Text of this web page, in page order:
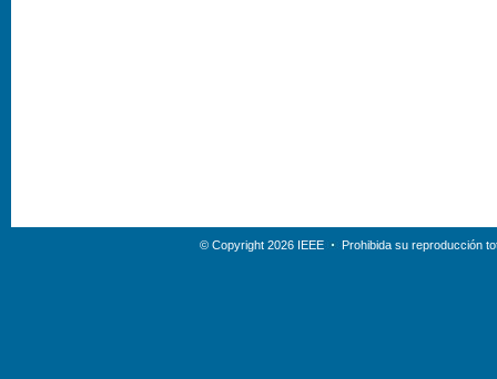
© Copyright 2026 IEEE Prohibida su reproducción